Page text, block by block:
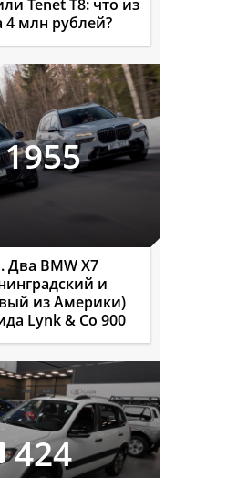
Tenet T8: что из
4 млн рублей?
1955
Два BMW X7
и
из Америки)
Lynk & Co 900
424